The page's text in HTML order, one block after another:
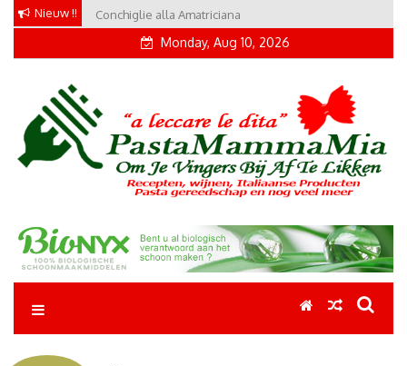
Skip
content
Nieuw !! Conchiglie alla Amatriciana
Tortellini con Proscuitto
Monday, Aug 10, 2026
Pastamammamia
Pastarecepten om je vingers bij af te likken